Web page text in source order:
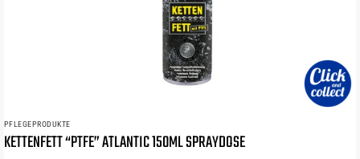
PFLEGEPRODUKTE
KETTENFETT “PTFE” ATLANTIC 150ML SPRAYDOSE